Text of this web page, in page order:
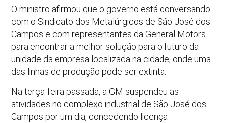
O ministro afirmou que o governo está conversando
com o Sindicato dos Metalúrgicos de São José dos
Campos e com representantes da General Motors
para encontrar a melhor solução para o futuro da
unidade da empresa localizada na cidade, onde uma
das linhas de produção pode ser extinta.
Na terça-feira passada, a GM suspendeu as
atividades no complexo industrial de São José dos
Campos por um dia, concedendo licença